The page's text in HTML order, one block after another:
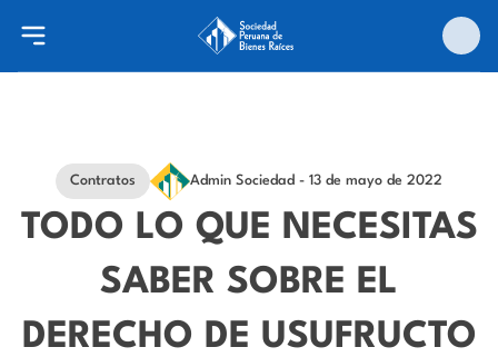
Contratos Admin Sociedad - 13 de mayo de 2022
TODO LO QUE NECESITAS
SABER SOBRE EL
DERECHO DE USUFRUCTO